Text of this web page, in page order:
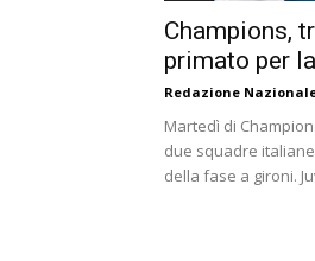
Champions,
primato per
Redazione
Martedì di
due squadre
della fase a gironi.